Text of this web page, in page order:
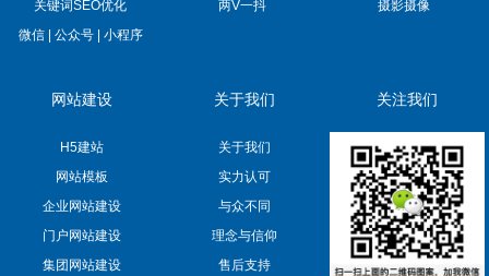
关键词SEO优化
两V一抖
微信 | 公众号 | 小程序
摄影摄像
网站建设
H5建站
网站模板
企业网站建设
门户网站建设
集团网站建设
关于我们
关于我们
实力认可
与众不同
理念与信仰
售后支持
关注我们